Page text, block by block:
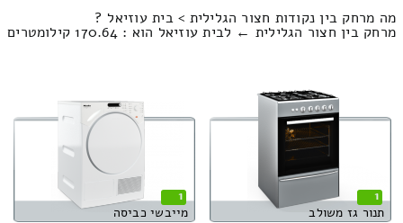
מה מרחק בין נקודות חצור הגלילית > בית עוזיאל ?
מרחק בין חצור הגלילית ← לבית עוזיאל הוא : 170.64 קילומטרים
1
תנור גז משולב
1
מייבשי כביסה